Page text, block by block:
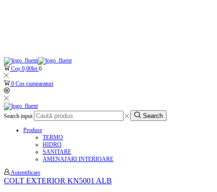
Coș 0,00lei 0
0 Cos cumparaturi
Search input Search
Produse
TERMO
HIDRO
SANITARE
AMENAJARI INTERIOARE
Autentificare
COLT EXTERIOR KN5001 ALB